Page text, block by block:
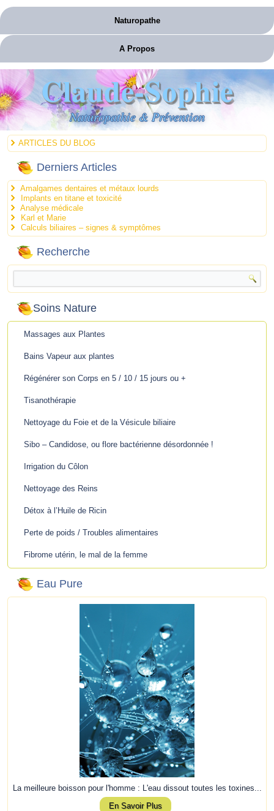
Naturopathe
A Propos
Claude-Sophie
Naturopathie & Prévention
ARTICLES DU BLOG
Derniers Articles
Amalgames dentaires et métaux lourds
Implants en titane et toxicité
Analyse médicale
Karl et Marie
Calculs biliaires – signes & symptômes
Recherche
Soins Nature
Massages aux Plantes
Bains Vapeur aux plantes
Régénérer son Corps en 5 / 10 / 15 jours ou +
Tisanothérapie
Nettoyage du Foie et de la Vésicule biliaire
Sibo – Candidose, ou flore bactérienne désordonnée !
Irrigation du Côlon
Nettoyage des Reins
Détox à l’Huile de Ricin
Perte de poids / Troubles alimentaires
Fibrome utérin, le mal de la femme
Eau Pure
La meilleure boisson pour l'homme : L'eau dissout toutes les toxines...
En Savoir Plus